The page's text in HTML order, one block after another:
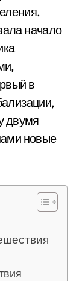
начало
в
двумя
новые